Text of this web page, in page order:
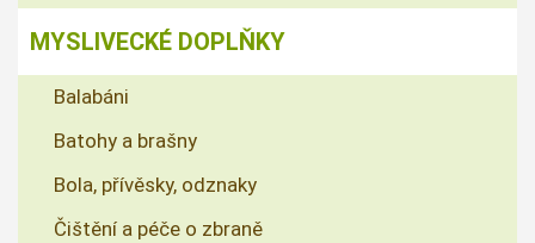
MYSLIVECKÉ DOPLŇKY
Balabáni
Batohy a brašny
Bola, přívěsky, odznaky
Čištění a péče o zbraně